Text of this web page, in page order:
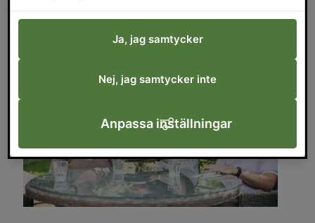
eller ta en paus innan resan går vidare.
Ja, jag samtycker
Nej, jag samtycker inte
Anpassa inställningar